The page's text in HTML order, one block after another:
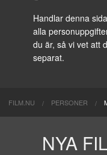
Handlar denna
alla
du är, så vi vet att
separat.
FILM.NU PERSONER
NYA